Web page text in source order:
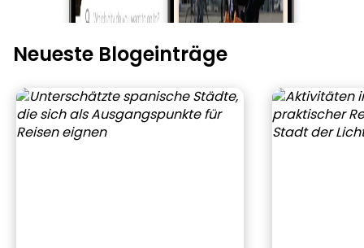
Neueste Blogeinträge